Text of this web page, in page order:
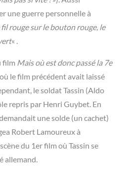
une guerre personnelle à
fil rouge sur le bouton rouge, le
« .
film Mais où est donc passé la 7e
le film précédent avait laissé
le soldat Tassin (Aldo
repris par Henri Guybet. En
une solde (un cachet)
Robert Lamoureux à
du 1er film où Tassin se
allemand.